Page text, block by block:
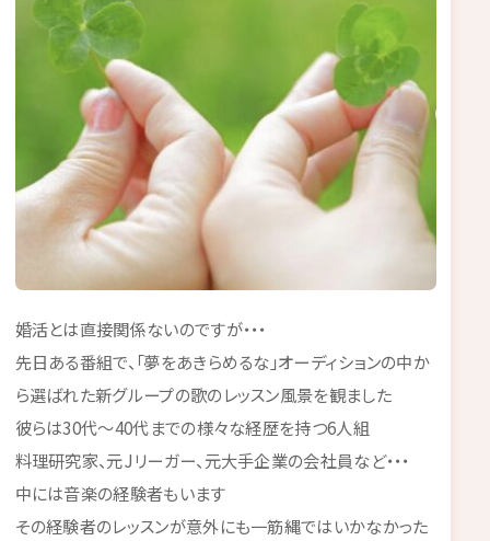
婚活とは直接関係ないのですが・・・
先日ある番組で、「夢をあきらめるな」オーディションの中か
ら選ばれた新グループの歌のレッスン風景を観ました
彼らは30代～40代までの様々な経歴を持つ6人組
料理研究家、元Jリーガー、元大手企業の会社員など・・・
中には音楽の経験者もいます
その経験者のレッスンが意外にも一筋縄ではいかなかった